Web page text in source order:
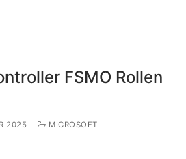
FSMO Rollen
2025
MICROSOFT